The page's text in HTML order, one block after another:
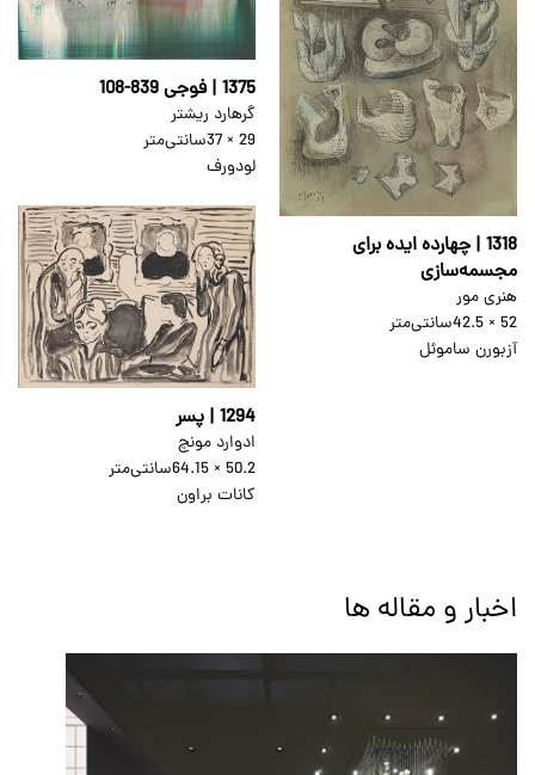
1318 | چهارده ایده برای
مجسمه‌سازی
هنری مور
52 × 42.5
سانتی‌متر
آزبورن ساموئل
1375 | فوجی 839-108
گرهارد ریشتر
29 × 37
سانتی‌متر
لودورف
1294 | پسر
ادوارد مونچ
50.2 × 64.15
سانتی‌متر
کانات براون
اخبار و مقاله ها